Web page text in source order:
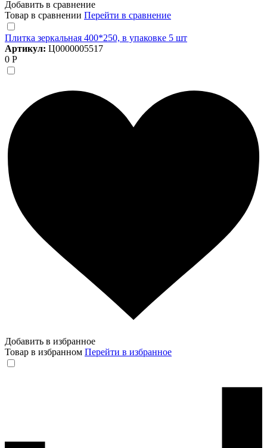
Добавить в сравнение
Товар в сравнении Перейти в сравнение
Плитка зеркальная 400*250, в упаковке 5 шт
Артикул: Ц0000005517
0 Р
Добавить в избранное
Товар в избранном Перейти в избранное